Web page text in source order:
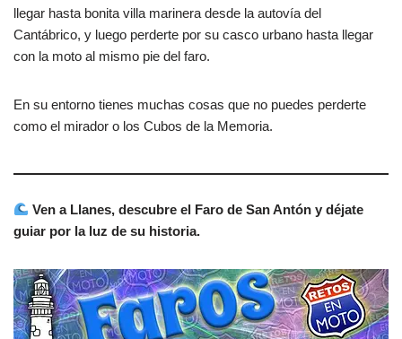
llegar hasta bonita villa marinera desde la autovía del
Cantábrico, y luego perderte por su casco urbano hasta llegar
con la moto al mismo pie del faro.
En su entorno tienes muchas cosas que no puedes perderte
como el mirador o los Cubos de la Memoria.
Ven a Llanes, descubre el Faro de San Antón y déjate
guiar por la luz de su historia.